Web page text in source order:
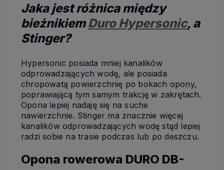
Jaka jest różnica między
bieżnikiemDuro Hypersonic, a
Stinger?
Hypersonic posiada mniej kanalików
odprowadzających wodę, ale posiada
chropowatą powierzchnię po bokach opony,
poprawiającą tym samym trakcję w zakrętach.
Opona lepiej nadaję się na suche
nawierzchnie. Stinger ma znacznie więcej
kanalików odprowadzających wodę stąd lepiej
radzi sobie na trasie podczas lub po deszczu.
Opona rowerowa DURO DB-